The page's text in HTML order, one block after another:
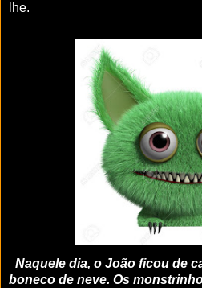
lhe.
Naquele dia, o João ficou de
boneco de neve. Os